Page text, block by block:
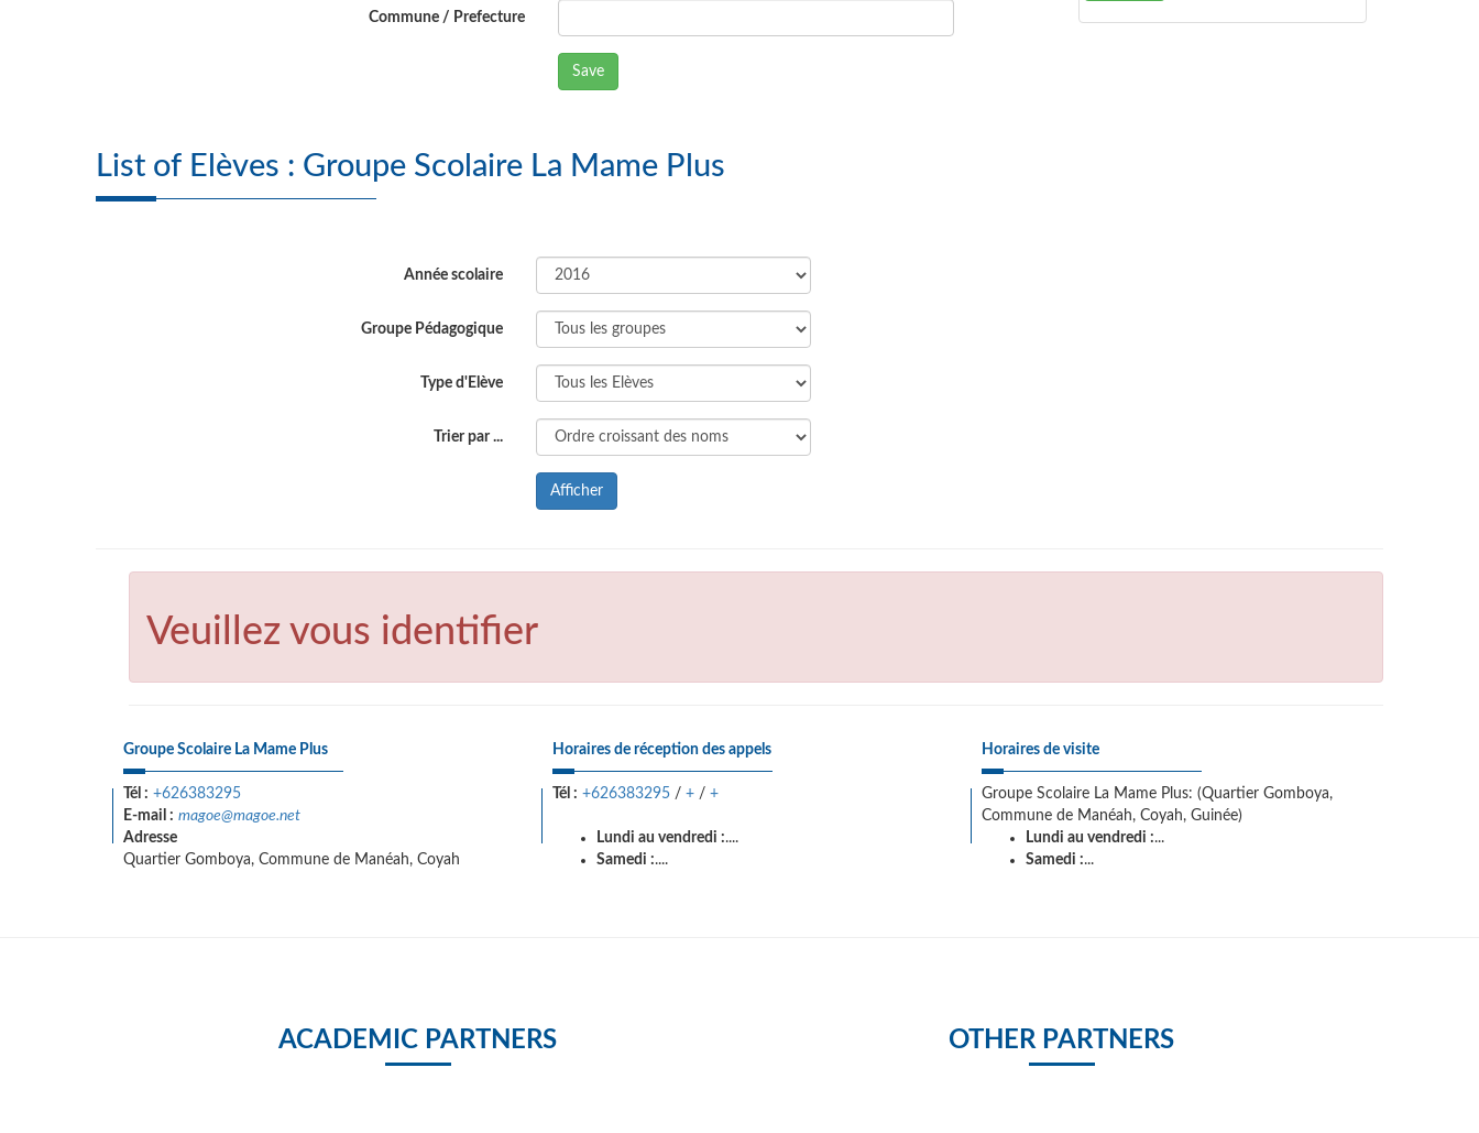
Commune / Prefecture
Save
List of Elèves : Groupe Scolaire La Mame Plus
Année scolaire
Groupe Pédagogique
Type d'Elève
Trier par ...
Afficher
Veuillez vous identifier
Groupe Scolaire La Mame Plus
Tél : +626383295
E-mail : magoe@magoe.net
Adresse
Quartier Gomboya, Commune de Manéah, Coyah
Horaires de réception des appels
Tél : +626383295 / + / +
Lundi au vendredi :....
Samedi :....
Horaires de visite
Groupe Scolaire La Mame Plus: (Quartier Gomboya,
Commune de Manéah, Coyah, Guinée)
Lundi au vendredi :...
Samedi :...
ACADEMIC PARTNERS OTHER PARTNERS